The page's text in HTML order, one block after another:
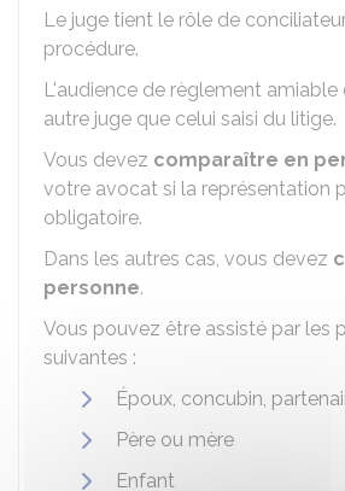
Le juge tient le rôle de
procédure.
L'audience de règlement amiable
autre juge que celui saisi du litige.
Vous devez comparaître en
votre avocat si la représentation
obligatoire.
Dans les autres cas, vous devez
personne.
Vous pouvez être assisté par les
suivantes :
Époux, concubin,
Père ou mère
Enfant